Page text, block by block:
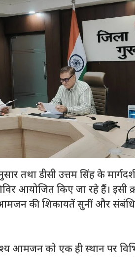
तथा डीसी उत्तम सिंह के
आयोजित किए जा रहे हैं। इसी
की शिकायतें सुनीं और
आमजन को एक ही स्थान पर